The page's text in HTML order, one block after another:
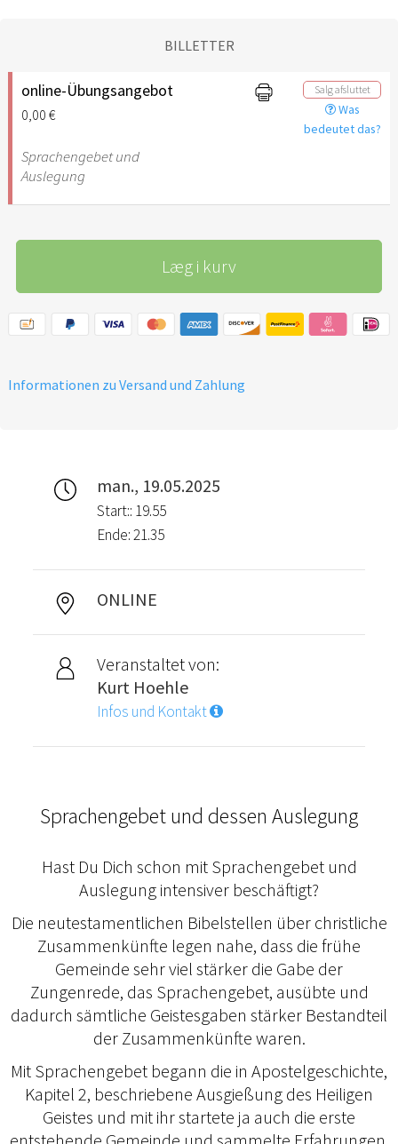
BILLETTER
online-Übungsangebot
0,00 €
Salg afsluttet
Was
bedeutet das?
Sprachengebet und
Auslegung
Læg i kurv
Informationen zu Versand und Zahlung
man., 19.05.2025
Start:: 19.55
Ende: 21.35
ONLINE
Veranstaltet von:
Kurt Hoehle
Infos und Kontakt
Sprachengebet und dessen Auslegung
Hast Du Dich schon mit Sprachengebet und
Auslegung intensiver beschäftigt?
Die neutestamentlichen Bibelstellen über christliche
Zusammenkünfte legen nahe, dass die frühe
Gemeinde sehr viel stärker die Gabe der
Zungenrede, das Sprachengebet, ausübte und
dadurch sämtliche Geistesgaben stärker Bestandteil
der Zusammenkünfte waren.
Mit Sprachengebet begann die in Apostelgeschichte,
Kapitel 2, beschriebene Ausgießung des Heiligen
Geistes und mit ihr startete ja auch die erste